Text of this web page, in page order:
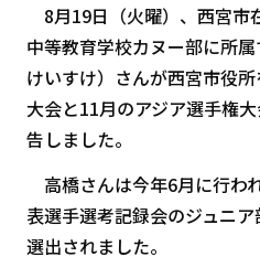
8月19日（火曜）、西宮市
中等教育学校カヌー部に所
けいすけ）さんが西宮市役
大会と11月のアジア選手権
告しました。
高橋さんは今年6月に行わ
表選手選考記録会のジュニ
選出されました。